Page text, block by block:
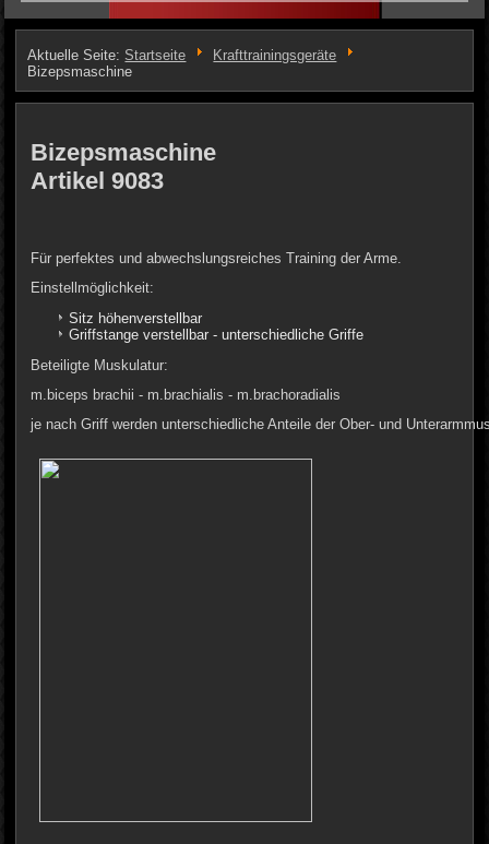
Aktuelle Seite:Startseite
Krafttrainingsgeräte
Bizepsmaschine
Bizepsmaschine
Artikel 9083
Für perfektes und abwechslungsreiches Training der Arme.
Einstellmöglichkeit:
Sitz höhenverstellbar
Griffstange verstellbar - unterschiedliche Griffe
Beteiligte Muskulatur:
m.biceps brachii - m.brachialis - m.brachoradialis
je nach Griff werden unterschiedliche Anteile der Ober- und